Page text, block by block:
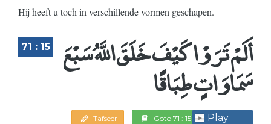
Hij heeft u toch in verschillende vormen geschapen.
71 : 15 أَلَمْ تَرَوْا كَيْفَ خَلَقَ اللَّهُ سَبْعَ
سَمَاوَاتٍ طِبَاقًا
Tafseer Goto 71 : 15 Play